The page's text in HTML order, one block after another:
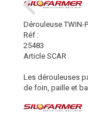
Dérouleuse TWIN-
Réf :
25483
Article SCAR
Les dérouleuses
de foin, paille et